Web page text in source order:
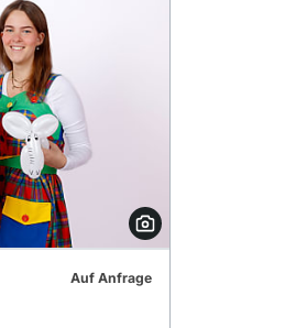
Auf Anfrage